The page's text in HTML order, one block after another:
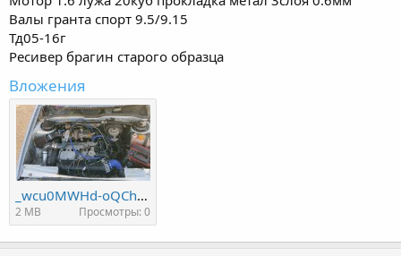
Валы гранта спорт 9.5/9.15
Тд05-16г
Ресивер брагин старого образца
Вложения
_wcu0MWHd-oQChbFV4GvFEriGYgKnWjqy6E88WV55nMKzakstgttjuA_z-t0iH4p0JdprLGNxUaUtroaMjf2qJZ5.jpg
2 MB Просмотры: 0